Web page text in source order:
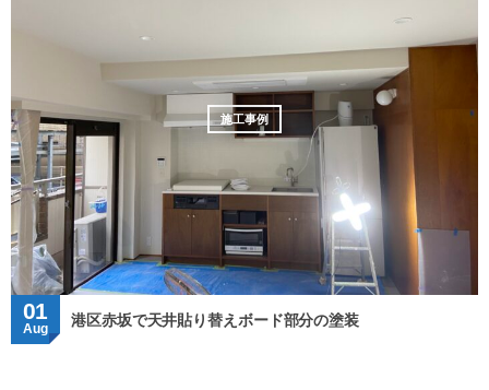
施工事例
01
Aug 港区赤坂で天井貼り替えボード部分の塗装